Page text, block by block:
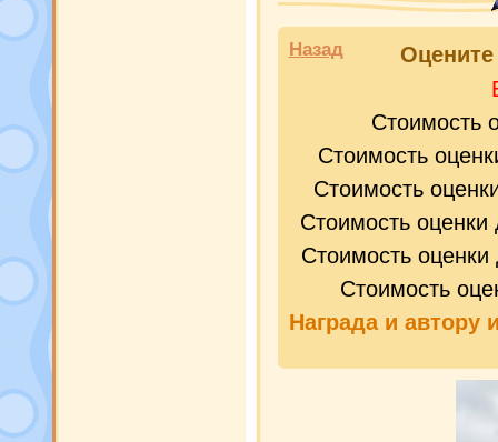
Назад
Стоимость
Стоимость
Стоимость
Стоимость
Стоимость
Стоимость
Награда и автору